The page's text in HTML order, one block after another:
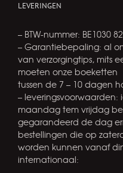
LEVERINGEN
– BTW-nummer: BE1030
– Garantiebepaling: al
van verzorgingtips, mits
moeten onze boeketten
tussen de 7 – 10 dagen
– leveringsvoorwaarden:
maandag tem vrijdag
gegarandeerd de dag
bestellingen die op
worden kunnen vanaf
internationaal: